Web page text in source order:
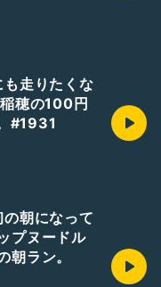
走りたくな
穂の100円
#1931
朝になって
プヌードル
朝ラン。